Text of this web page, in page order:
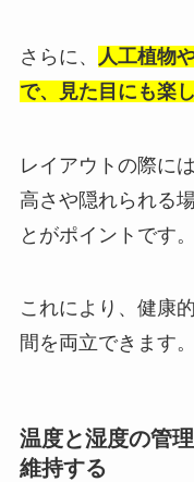
さらに、
人工植物
で、見た目にも楽
レイアウトの際に
高さや隠れられる
とがポイントです。
これにより、健康
間を両立できます。
温度と湿度の管
維持する